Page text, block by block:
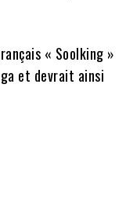
« Soolking »
et devrait ainsi